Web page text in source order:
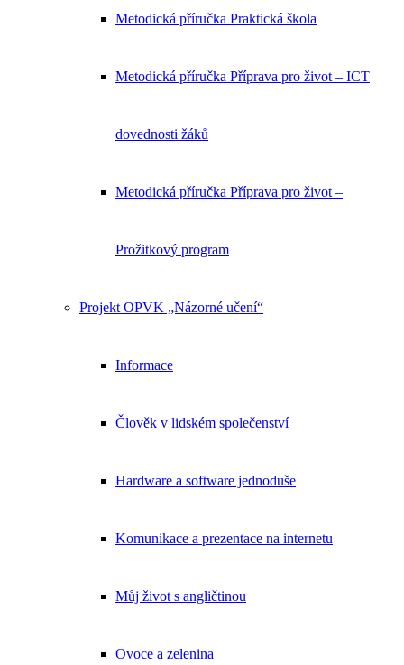
Metodická příručka Praktická škola
Metodická příručka Příprava pro život – ICT
dovednosti žáků
Metodická příručka Příprava pro život –
Prožitkový program
Projekt OPVK „Názorné učení“
Informace
Člověk v lidském společenství
Hardware a software jednoduše
Komunikace a prezentace na internetu
Můj život s angličtinou
Ovoce a zelenina